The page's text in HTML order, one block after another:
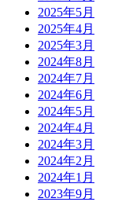
2025年5月
2025年4月
2025年3月
2024年8月
2024年7月
2024年6月
2024年5月
2024年4月
2024年3月
2024年2月
2024年1月
2023年9月